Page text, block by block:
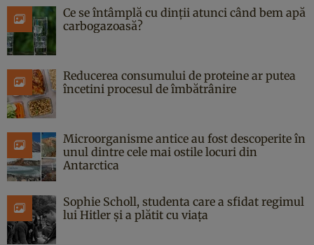
Ce se întâmplă cu dinții atunci când bem apă
carbogazoasă?
Reducerea consumului de proteine ar putea
încetini procesul de îmbătrânire
Microorganisme antice au fost descoperite în
unul dintre cele mai ostile locuri din
Antarctica
Sophie Scholl, studenta care a sfidat regimul
lui Hitler și a plătit cu viața